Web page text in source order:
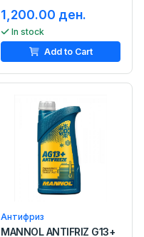
1,200.00 ден.
In stock
Add to Cart
Антифриз
MANNOL ANTIFRIZ G13+